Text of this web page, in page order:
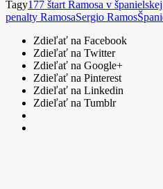
Tagy177 štart Ramosa v
penalty RamosaSergio Ramos
Zdieľať na Facebook
Zdieľať na Twitter
Zdieľať na Google+
Zdieľať na Pinterest
Zdieľať na Linkedin
Zdieľať na Tumblr